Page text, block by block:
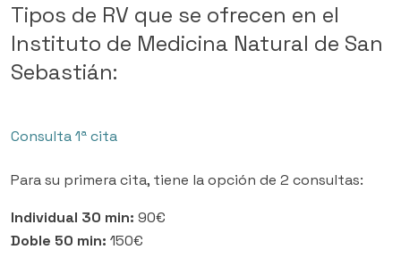
Tipos de RV que se ofrecen en el
Instituto de Medicina Natural de San
Sebastián:
Consulta 1ª cita
Para su primera cita, tiene la opción de 2 consultas:
Individual 30 min: 90€
Doble 50 min: 150€